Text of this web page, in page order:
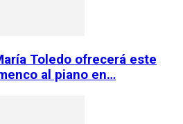
Toledo ofrecerá este
al piano en…